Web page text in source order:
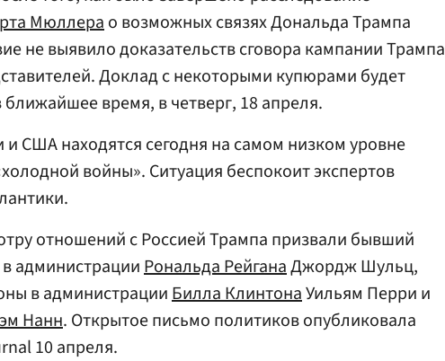
Мюллерао возможных связях Дональда Трампа
не выявило доказательств сговора кампании Трампа
Доклад с некоторыми купюрами будет
время, в четверг, 18 апреля.
США находятся сегодня на самом низком уровне
войны». Ситуация беспокоит экспертов
отношений с Россией Трампа призвали бывший
администрацииРональда РейганаДжордж Шульц,
в администрацииБилла КлинтонаУильям Перри и
Нанн. Открытое письмо политиков опубликовала
10 апреля.